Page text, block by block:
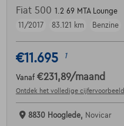
Fiat 500 1.2 69 MTA Lounge
11/2017
83.121 km Benzine
€11.695 1
Vanaf €231,89/maand
Ontdek het volledige cijfervoorbeeld
8830 Hooglede, Novicar